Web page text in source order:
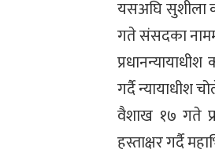
यसअघि सुशीला
गते संसदका
गर्दै न्यायाधीश
वैशाख १७ गते
हस्ताक्षर गर्दै